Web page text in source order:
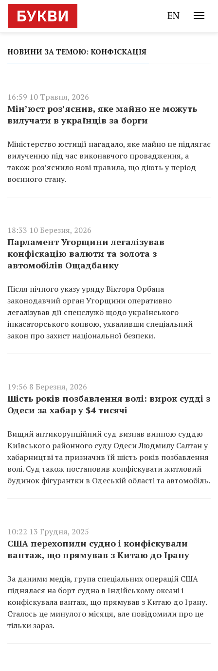
EN
НОВИНИ ЗА ТЕМОЮ: КОНФІСКАЦІЯ
16:59 10 Травня, 2026
Мін’юст роз’яснив, яке майно не можуть
вилучати в українців за борги
Міністерство юстиції нагадало, яке майно не підлягає
вилученню під час виконавчого провадження, а
також роз’яснило нові правила, що діють у період
воєнного стану.
18:33 10 Березня, 2026
Парламент Угорщини легалізував
конфіскацію валюти та золота з
автомобілів Ощадбанку
Після нічного указу уряду Віктора Орбана
законодавчий орган Угорщини оперативно
легалізував дії спецслужб щодо українського
інкасаторського конвою, ухваливши спеціальний
закон про захист національної безпеки.
19:56 8 Березня, 2026
Шість років позбавлення волі: вирок судді з
Одеси за хабар у $4 тисячі
Вищий антикорупційний суд визнав винною суддю
Київського районного суду Одеси Людмилу Салтан у
хабарництві та призначив їй шість років позбавлення
волі. Суд також постановив конфіскувати житловий
будинок фігурантки в Одеській області та автомобіль.
10:22 13 Грудня, 2025
США перехопили судно і конфіскували
вантаж, що прямував з Китаю до Ірану
За даними медіа, група спеціальних операцій США
піднялася на борт судна в Індійському океані і
конфіскувала вантаж, що прямував з Китаю до Ірану.
Сталось це минулого місяця, але повідомили про це
тільки зараз.